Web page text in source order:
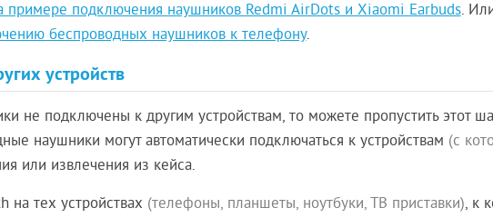
примере подключения наушников Redmi AirDots и Xiaomi Earbuds.
беспроводных наушников к телефону.
устройств
не подключены к другим устройствам, то можете пропустить этот
наушники могут автоматически подключаться к устройствам (с
или извлечения из кейса.
тех устройствах (телефоны, планшеты, ноутбуки, ТВ приставки), к